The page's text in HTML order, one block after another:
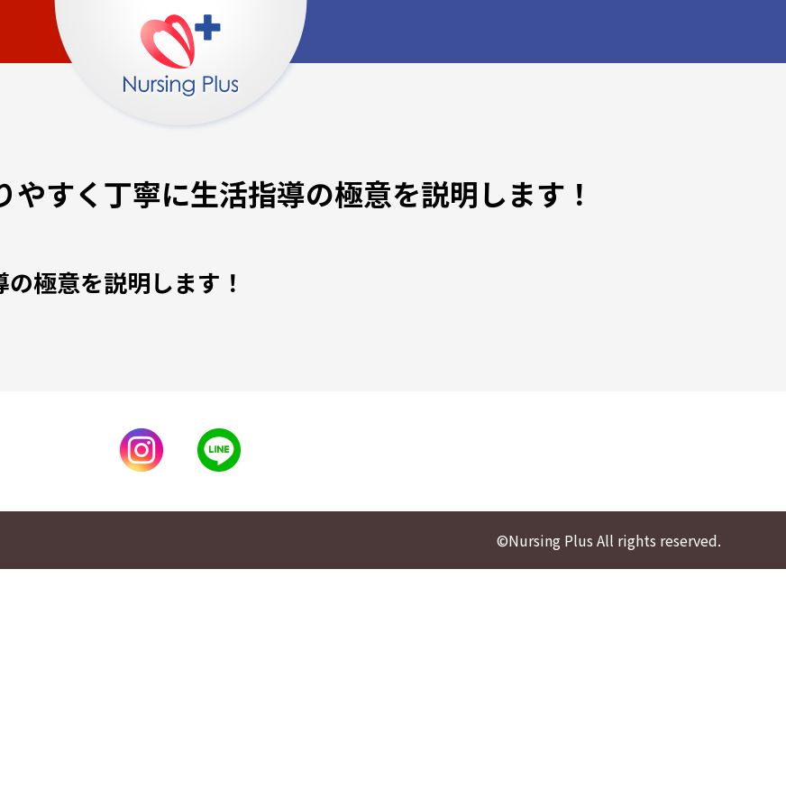
やすく丁寧に生活指導の極意を説明します！
極意を説明します！
©Nursing Plus All rights reserved.